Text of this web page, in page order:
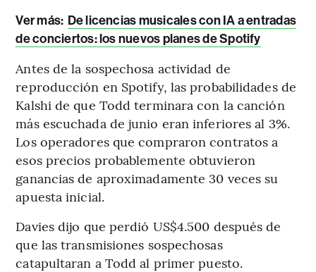
Ver más: De licencias musicales con IA a entradas
de conciertos: los nuevos planes de Spotify
Antes de la sospechosa actividad de
reproducción en Spotify, las probabilidades de
Kalshi de que Todd terminara con la canción
más escuchada de junio eran inferiores al 3%.
Los operadores que compraron contratos a
esos precios probablemente obtuvieron
ganancias de aproximadamente 30 veces su
apuesta inicial.
Davies dijo que perdió US$4.500 después de
que las transmisiones sospechosas
catapultaran a Todd al primer puesto.